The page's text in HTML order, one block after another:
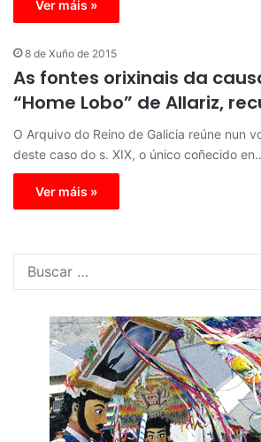
Ver máis »
8 de Xuño de 2015
As fontes orixinais da
“Home Lobo” de Allariz,
O Arquivo do Reino de Galicia reúne nun
deste caso do s. XIX, o único coñecido
Ver máis »